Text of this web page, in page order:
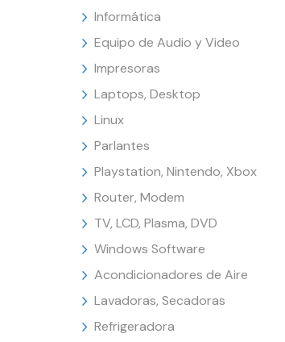
Informática
Equipo de Audio y Video
Impresoras
Laptops, Desktop
Linux
Parlantes
Playstation, Nintendo, Xbox
Router, Modem
TV, LCD, Plasma, DVD
Windows Software
Acondicionadores de Aire
Lavadoras, Secadoras
Refrigeradora